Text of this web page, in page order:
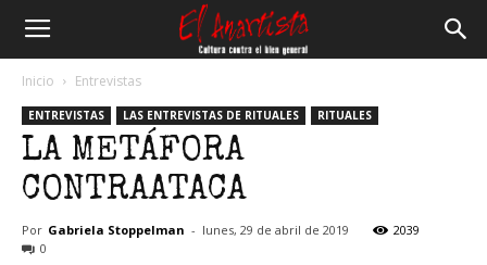
Anartista
Inicio Entrevistas
ENTREVISTAS LAS ENTREVISTAS DE RITUALES RITUALES
LA METÁFORA
CONTRAATACA
Por Gabriela Stoppelman - lunes, 29 de abril de 2019
2039
0